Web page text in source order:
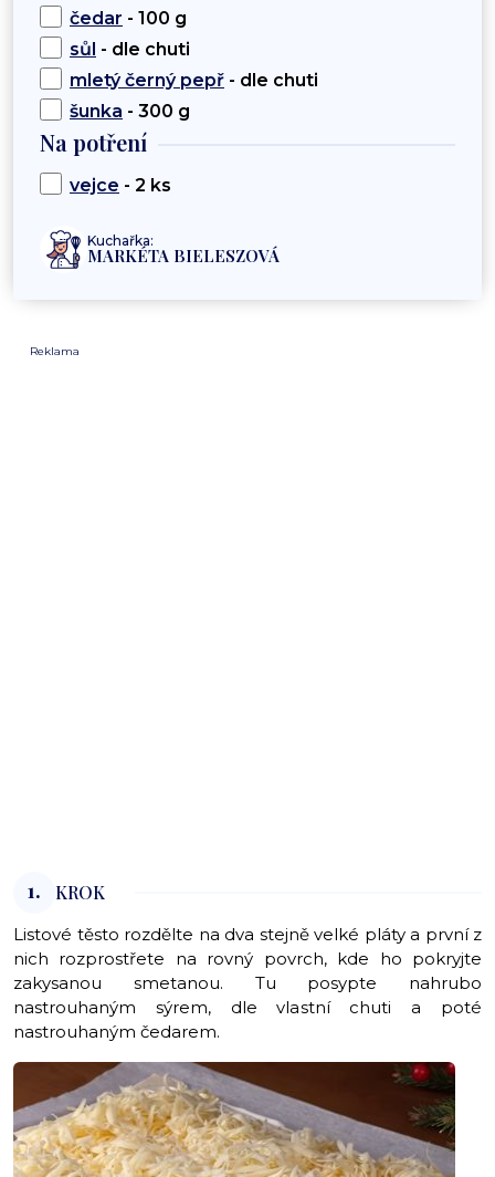
čedar - 100 g
sůl - dle chuti
mletý černý pepř - dle chuti
šunka - 300 g
Na potření
vejce - 2 ks
Kuchařka:
MARKÉTA BIELESZOVÁ
Reklama
1. KROK
Listové těsto rozdělte na dva stejně velké pláty a první z
nich rozprostřete na rovný povrch, kde ho pokryjte
zakysanou smetanou. Tu posypte nahrubo
nastrouhaným sýrem, dle vlastní chuti a poté
nastrouhaným čedarem.